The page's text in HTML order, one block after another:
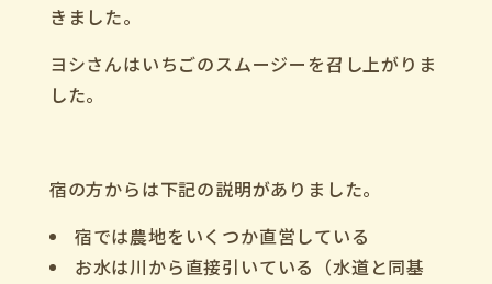
きました。
ヨシさんはいちごのスムージーを召し上がりま
した。
宿の方からは下記の説明がありました。
宿では農地をいくつか直営している
お水は川から直接引いている（水道と同基